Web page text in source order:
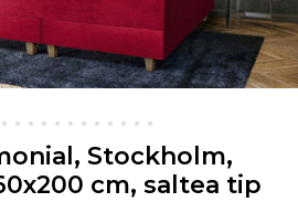
Stockholm,
cm, saltea tip